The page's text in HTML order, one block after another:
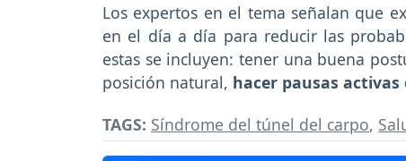
Los expertos en el tema señalan que
en el día a día para reducir las
estas se incluyen: tener una buena
posición natural, hacer pausas
TAGS: Síndrome del túnel del carpo,